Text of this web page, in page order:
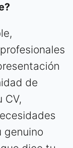
de
CV,
genuino